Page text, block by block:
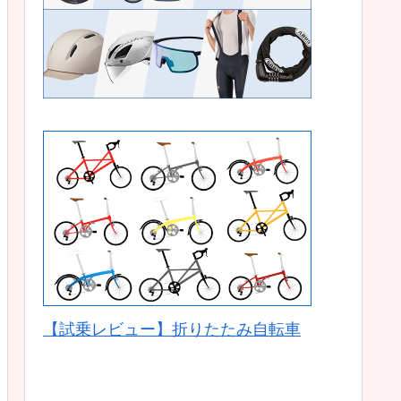
【試乗レビュー】折りたたみ自転車